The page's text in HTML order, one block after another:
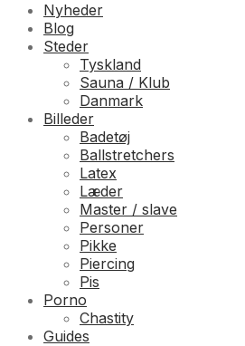
Nyheder
Blog
Steder
Tyskland
Sauna / Klub
Danmark
Billeder
Badetøj
Ballstretchers
Latex
Læder
Master / slave
Personer
Pikke
Piercing
Pis
Porno
Chastity
Guides